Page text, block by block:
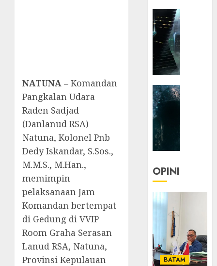
NATUNA – Komandan
Pangkalan Udara
Raden Sadjad
(Danlanud RSA)
Natuna, Kolonel Pnb
Dedy Iskandar, S.Sos.,
M.M.S., M.Han.,
memimpin
pelaksanaan Jam
Komandan bertempat
di Gedung di VVIP
Room Graha Serasan
Lanud RSA, Natuna,
Provinsi Kepulauan
OPINI
BATAM